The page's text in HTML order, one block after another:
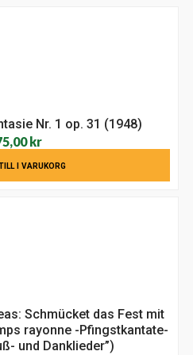
Nr. 1 op. 31 (1948)
kr
I VARUKORG
Schmücket das Fest mit
rayonne -Pfingstkantate-
und Danklieder”)